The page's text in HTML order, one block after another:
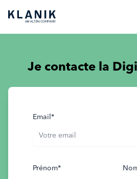
Je contacte la
Email*
Prénom*